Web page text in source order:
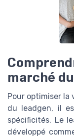
marché
Pour optimiser la
du leadgen, il
spécificités. Le
développé